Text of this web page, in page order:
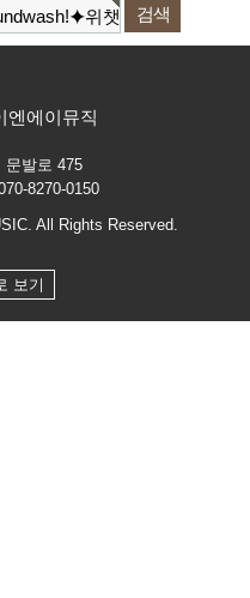
엔에이뮤직
문발로 475
8270-0150
All Rights Reserved.
보기